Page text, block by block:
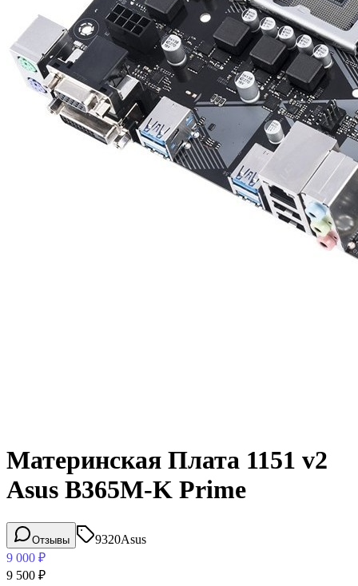
Материнская Плата 1151 v2
Asus B365M-K Prime
Отзывы 9320Asus
9 000 ₽
9 500 ₽